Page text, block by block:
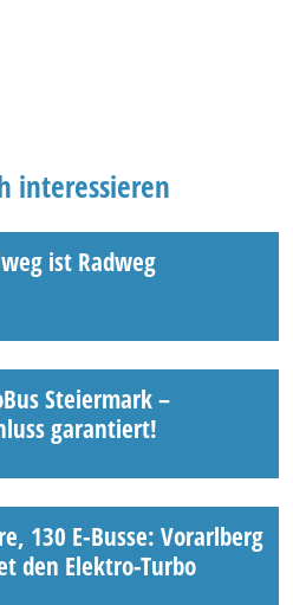
interessieren
ist Radweg
Steiermark –
garantiert!
130 E-Busse: Vorarlberg
den Elektro-Turbo